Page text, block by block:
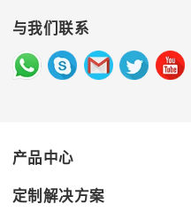
与我们联系
产品中心
定制解决方案